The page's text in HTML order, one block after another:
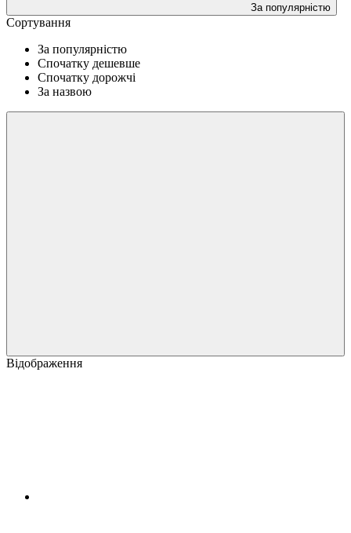
За популярністю
Сортування
За популярністю
Спочатку дешевше
Спочатку дорожчі
За назвою
Відображення